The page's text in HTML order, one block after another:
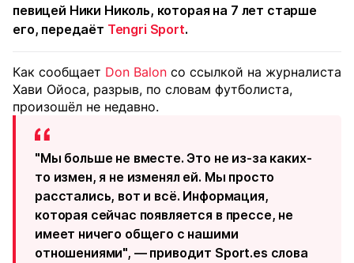
певицей Ники Николь, которая на 7 лет старше
его, передаёт Tengri Sport.
Как сообщает Don Balon со ссылкой на журналиста
Хави Ойоса, разрыв, по словам футболиста,
произошёл не недавно.
"Мы больше не вместе. Это не из-за каких-
то измен, я не изменял ей. Мы просто
расстались, вот и всё. Информация,
которая сейчас появляется в прессе, не
имеет ничего общего с нашими
отношениями", — приводит Sport.es слова